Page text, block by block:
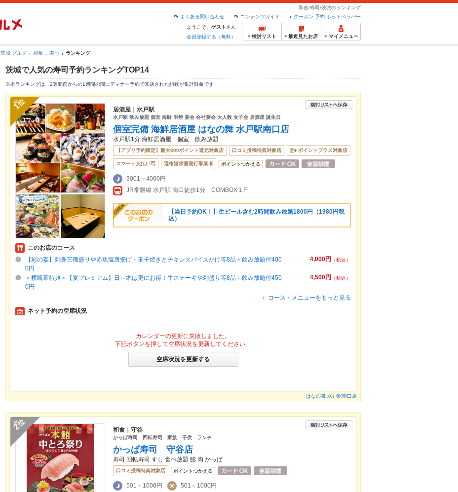
和食/寿司/茨城のランキング
クーポン 予約 ホットペッパー
コンテンツガイド
よくある問い合わせ
ようこそ、 ゲスト さん
会員登録する（無料）
検討リスト 最近見たお店 マイメニュー
茨城 グルメ 和食 寿司 ランキング
茨城で人気の寿司予約ランキングTOP14
※本ランキングは、2週間前からの1週間の間にディナー予約で来店された組数が集計対象です
1
位
居酒屋｜水戸駅
水戸駅 飲み放題 個室 海鮮 串焼 宴会 会社宴会 大人数 女子会 居酒屋 誕生日
個室完備 海鮮居酒屋 はなの舞 水戸駅南口店
水戸駅1分 海鮮居酒屋 個室 飲み放題
【アプリ予約限定】最大800ポイント還元対象店 口コミ投稿特典対象店 ポイントプラス対象店
スマート支払い可 適格請求書発行事業者 ポイントつかえる
3001～4000円
JR常磐線 水戸駅 南口徒歩1分 COMBOX１F
【当日予約OK！】生ビール含む2時間飲み放題1800円（1980円税
込）
このお店のコース
4,000円
（税込）
【彩の宴】刺身三種盛りや赤魚塩唐揚げ・玉子焼きとチキンスパイスかけ等8品＋飲み放題付400
0円
4,500円
（税込）
＜横断幕特典＞【夏プレミアム】日～木は更にお得！牛ステーキや刺盛り等8品＋飲み放題付450
0円
コース・メニューをもっと見る
ネット予約の空席状況
カレンダーの更新に失敗しました。
下記ボタンを押して空席状況を更新してください。
空席状況を更新する
はなの舞 水戸駅南口店
2
位
和食｜守谷
かっぱ寿司 回転寿司 家族 子供 ランチ
かっぱ寿司 守谷店
寿司 回転寿司 すし 食べ放題 鮨 肉 かっぱ
口コミ投稿特典対象店 ポイントつかえる
501～1000円
501～1000円